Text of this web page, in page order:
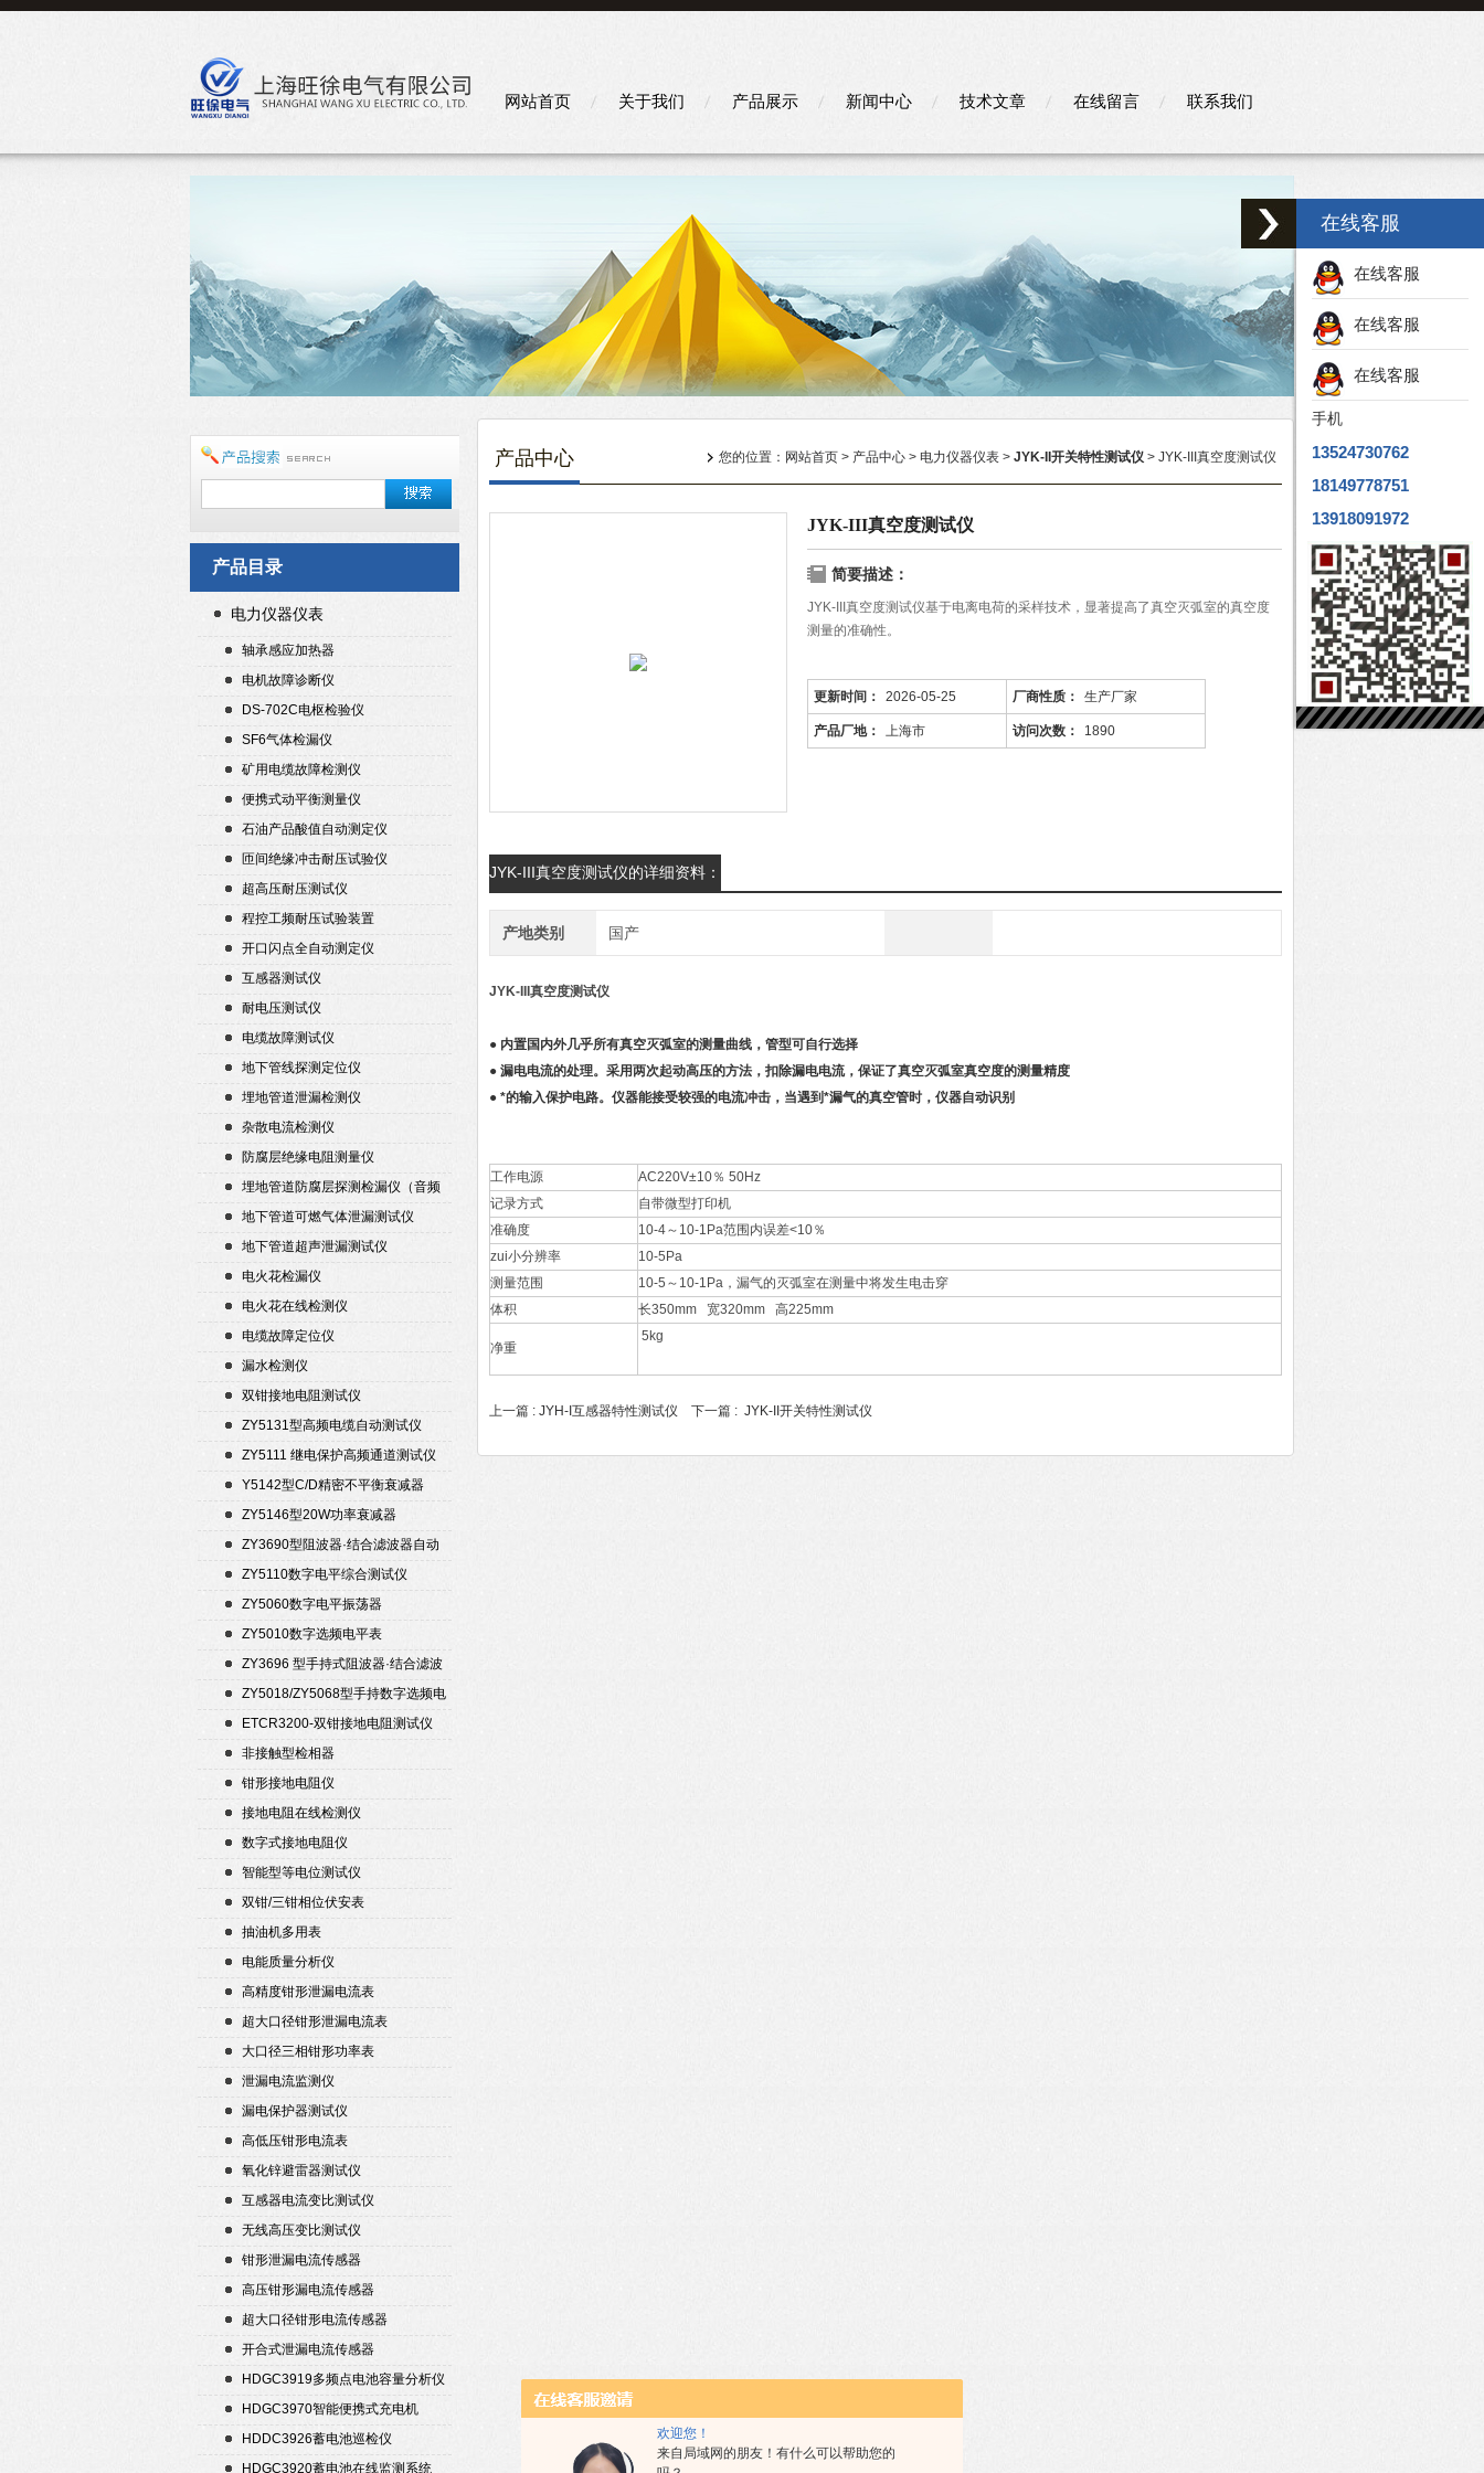
欢迎您！
来自局域网的朋友！有什么可以帮助您的
网站首页 关于我们 产品展示 新闻中心 技术文章 在线留言 联系我们
产品目录
电力仪器仪表
轴承感应加热器
电机故障诊断仪
DS-702C电枢检验仪
SF6气体检漏仪
矿用电缆故障检测仪
便携式动平衡测量仪
石油产品酸值自动测定仪
匝间绝缘冲击耐压试验仪
超高压耐压测试仪
程控工频耐压试验装置
开口闪点全自动测定仪
互感器测试仪
耐电压测试仪
电缆故障测试仪
地下管线探测定位仪
埋地管道泄漏检测仪
杂散电流检测仪
防腐层绝缘电阻测量仪
埋地管道防腐层探测检漏仪（音频
检漏仪）
地下管道可燃气体泄漏测试仪
地下管道超声泄漏测试仪
电火花检漏仪
电火花在线检测仪
电缆故障定位仪
漏水检测仪
双钳接地电阻测试仪
ZY5131型高频电缆自动测试仪
ZY5111 继电保护高频通道测试仪
Y5142型C/D精密不平衡衰减器
（50Ω）
ZY5146型20W功率衰减器
ZY3690型阻波器·结合滤波器自动
测试仪
ZY5110数字电平综合测试仪
ZY5060数字电平振荡器
ZY5010数字选频电平表
ZY3696 型手持式阻波器·结合滤波
器自动测试仪
ZY5018/ZY5068型手持数字选频电
平表/电平振荡器
ETCR3200-双钳接地电阻测试仪
非接触型检相器
钳形接地电阻仪
接地电阻在线检测仪
数字式接地电阻仪
智能型等电位测试仪
双钳/三钳相位伏安表
抽油机多用表
电能质量分析仪
高精度钳形泄漏电流表
超大口径钳形泄漏电流表
大口径三相钳形功率表
泄漏电流监测仪
漏电保护器测试仪
高低压钳形电流表
氧化锌避雷器测试仪
互感器电流变比测试仪
无线高压变比测试仪
钳形泄漏电流传感器
高压钳形漏电流传感器
超大口径钳形电流传感器
开合式泄漏电流传感器
HDGC3919多频点电池容量分析仪
HDGC3970智能便携式充电机
HDDC3926蓄电池巡检仪
HDGC3920蓄电池在线监测系统
产品中心 您的位置： 网站首页 > 产品中心 > 电力仪器仪表 > JYK-II开关特性测试仪 > JYK-III真空度测试仪
JYK-III真空度测试仪
简要描述：
JYK-III真空度测试仪基于电离电荷的采样技术，显著提高了真空灭弧室的真空度
测量的准确性。
更新时间： 2026-05-25 厂商性质： 生产厂家
产品厂地： 上海市 访问次数： 1890
JYK-III真空度测试仪的详细资料：
产地类别 国产
JYK-III真空度测试仪
● 内置国内外几乎所有真空灭弧室的测量曲线，管型可自行选择
● 漏电电流的处理。采用两次起动高压的方法，扣除漏电电流，保证了真空灭弧室真空度的测量精度
● *的输入保护电路。仪器能接受较强的电流冲击，当遇到*漏气的真空管时，仪器自动识别
工作电源
AC220V±10％ 50Hz
记录方式
自带微型打印机
准确度
10-4～10-1Pa范围内误差<10％
zui小分辨率
10-5Pa
测量范围
10-5～10-1Pa，漏气的灭弧室在测量中将发生电击穿
体积
长350mm 宽320mm 高225mm
净重
5kg
上一篇 : JYH-I互感器特性测试仪 下一篇 : JYK-II开关特性测试仪
在线客服
在线客服
在线客服
在线客服
手机
13524730762
18149778751
13918091972